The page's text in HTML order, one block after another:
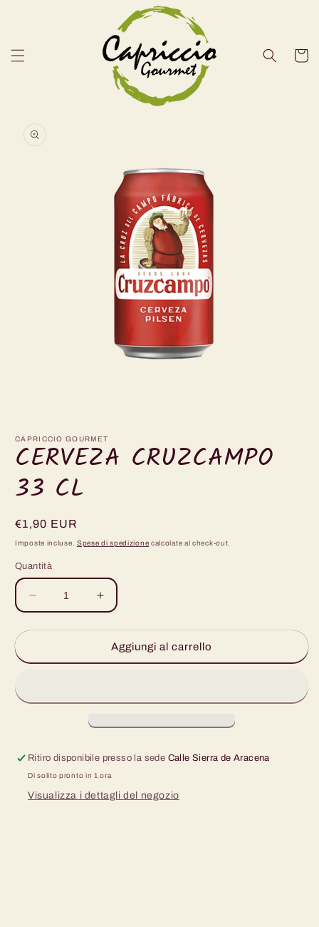
informazioni
sul prodotto
multimediali
in
modale
CAPRICCIO GOURMET
CERVEZA CRUZCAMPO
33 CL
Prezzo
di
€1,90 EUR
Imposte incluse. Spese di spedizione calcolate al check-out.
Quantità
Diminuisci
quantità
per
CRUZCAMPO
Aumenta
quantità
per
CERVEZA
CRUZCAMPO
Aggiungi al carrello
Ritiro disponibile presso la sede Calle Sierra de Aracena
Di solito pronto in 1 ora
Visualizza i dettagli del negozio